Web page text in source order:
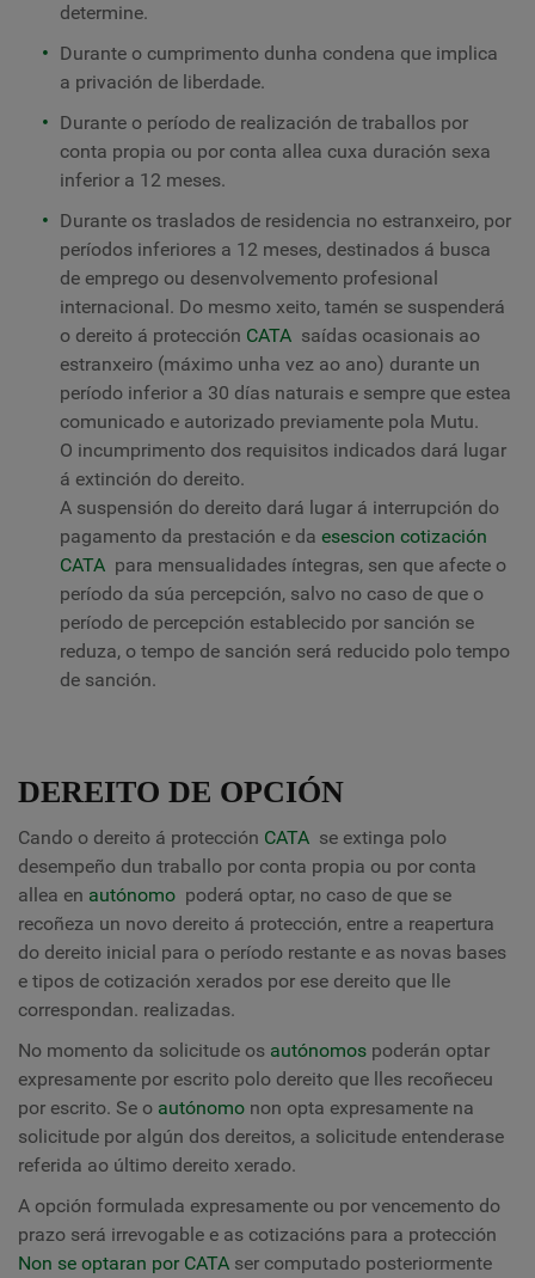
determine.
Durante o cumprimento dunha condena que implica
a privación de liberdade.
Durante o período de realización de traballos por
conta propia ou por conta allea cuxa duración sexa
inferior a 12 meses.
Durante os traslados de residencia no estranxeiro, por
períodos inferiores a 12 meses, destinados á busca
de emprego ou desenvolvemento profesional
internacional. Do mesmo xeito, tamén se suspenderá
o dereito á protección CATA saídas ocasionais ao
estranxeiro (máximo unha vez ao ano) durante un
período inferior a 30 días naturais e sempre que estea
comunicado e autorizado previamente pola Mutu.
O incumprimento dos requisitos indicados dará lugar
á extinción do dereito.
A suspensión do dereito dará lugar á interrupción do
pagamento da prestación e da esescion cotización
CATA para mensualidades íntegras, sen que afecte o
período da súa percepción, salvo no caso de que o
período de percepción establecido por sanción se
reduza, o tempo de sanción será reducido polo tempo
de sanción.
DEREITO DE OPCIÓN
Cando o dereito á protección CATA se extinga polo
desempeño dun traballo por conta propia ou por conta
allea en autónomo poderá optar, no caso de que se
recoñeza un novo dereito á protección, entre a reapertura
do dereito inicial para o período restante e as novas bases
e tipos de cotización xerados por ese dereito que lle
correspondan. realizadas.
No momento da solicitude os autónomos poderán optar
expresamente por escrito polo dereito que lles recoñeceu
por escrito. Se o autónomo non opta expresamente na
solicitude por algún dos dereitos, a solicitude entenderase
referida ao último dereito xerado.
A opción formulada expresamente ou por vencemento do
prazo será irrevogable e as cotizacións para a protección
Non se optaran por CATA ser computado posteriormente